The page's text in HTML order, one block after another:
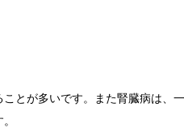
とが多いです。また腎臓病は、